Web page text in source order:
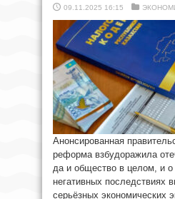
09.11.2025 16:15
Анонсированная
реформа взбудоражила
да и общество в целом, и
негативных последствиях
серьёзных экономических